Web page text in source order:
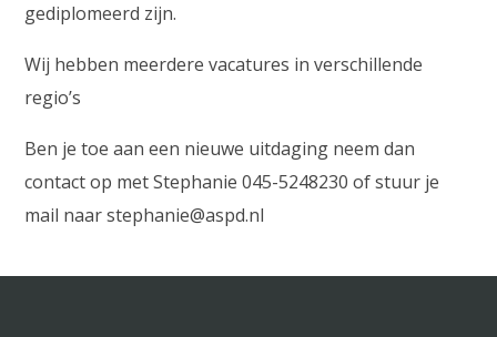
gediplomeerd zijn.
Wij hebben meerdere vacatures in verschillende
regio’s
Ben je toe aan een nieuwe uitdaging neem dan
contact op met Stephanie 045-5248230 of stuur je
mail naar stephanie@aspd.nl